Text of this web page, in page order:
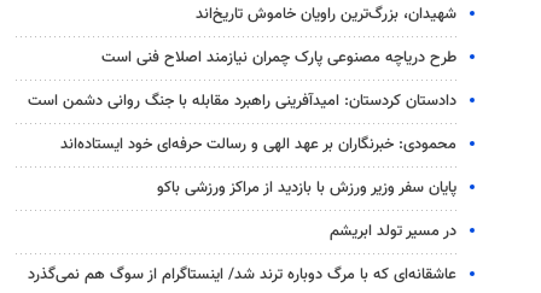
شهیدان، بزرگ‌ترین راویان خاموش تاریخ‌اند
طرح دریاچه مصنوعی پارک چمران نیازمند اصلاح فنی است
دادستان کردستان: امیدآفرینی راهبرد مقابله با جنگ روانی دشمن است
محمودی: خبرنگاران بر عهد الهی و رسالت حرفه‌ای خود ایستاده‌اند
پایان سفر وزیر ورزش با بازدید از مراکز ورزشی باکو
در مسیر تولد ابریشم
عاشقانه‌ای که با مرگ دوباره ترند شد/ اینستاگرام از سوگ هم نمی‌گذرد